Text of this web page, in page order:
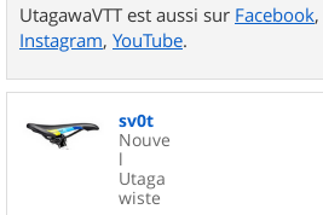
UtagawaVTT est aussi sur Facebook,
Instagram, YouTube.
sv0t
Nouve
l
Utaga
wiste